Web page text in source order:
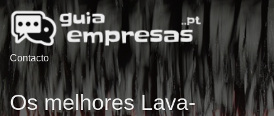
Contacto
Os melhores Lava-